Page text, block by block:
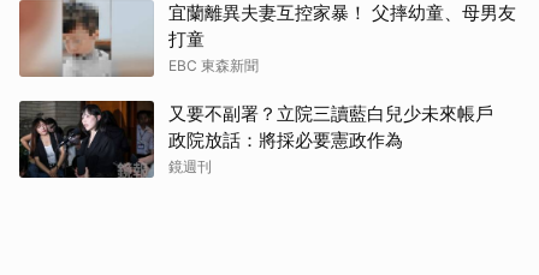
宜蘭離異夫妻互控家暴！ 父摔幼童、母男友
打童
EBC 東森新聞
又要不副署？立院三讀藍白兒少未來帳戶
政院放話：將採必要憲政作為
鏡週刊